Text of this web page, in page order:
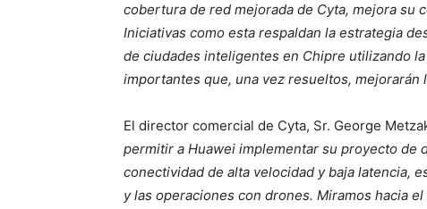
cobertura de red mejorada de Cyta, mejora su
Iniciativas como esta respaldan la estrategia
de ciudades inteligentes en Chipre utilizando
importantes que, una vez resueltos, mejorarán
El director comercial de Cyta, Sr. George
permitir a Huawei implementar su proyecto
conectividad de alta velocidad y baja latencia,
y las operaciones con drones. Miramos hacia